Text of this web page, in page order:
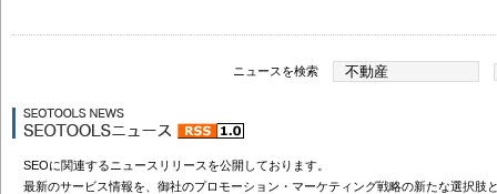
ニュースを検索
SEOに関連するニュースリリースを公開しております。
最新のサービス情報を、御社のプロモーション・マーケティング戦略の新たな選択肢